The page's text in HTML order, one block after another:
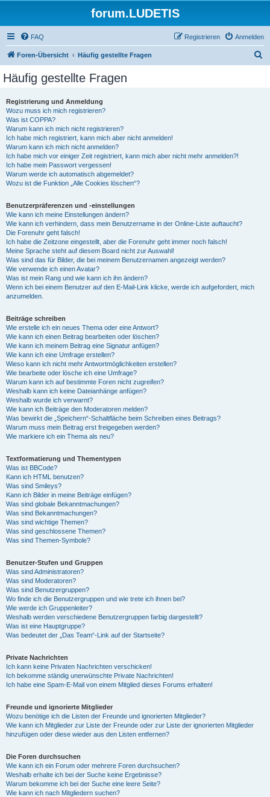
forum.LUDETIS
FAQ Anmelden
Registrieren
Foren-Übersicht Häufig gestellte Fragen
Häufig gestellte Fragen
Registrierung und Anmeldung
Wozu muss ich mich registrieren?
Was ist COPPA?
Warum kann ich mich nicht registrieren?
Ich habe mich registriert, kann mich aber nicht anmelden!
Warum kann ich mich nicht anmelden?
Ich habe mich vor einiger Zeit registriert, kann mich aber nicht mehr anmelden?!
Ich habe mein Passwort vergessen!
Warum werde ich automatisch abgemeldet?
Wozu ist die Funktion „Alle Cookies löschen“?
Benutzerpräferenzen und -einstellungen
Wie kann ich meine Einstellungen ändern?
Wie kann ich verhindern, dass mein Benutzername in der Online-Liste auftaucht?
Die Forenuhr geht falsch!
Ich habe die Zeitzone eingestellt, aber die Forenuhr geht immer noch falsch!
Meine Sprache steht auf diesem Board nicht zur Auswahl!
Was sind das für Bilder, die bei meinem Benutzernamen angezeigt werden?
Wie verwende ich einen Avatar?
Was ist mein Rang und wie kann ich ihn ändern?
Wenn ich bei einem Benutzer auf den E-Mail-Link klicke, werde ich aufgefordert, mich
anzumelden.
Beiträge schreiben
Wie erstelle ich ein neues Thema oder eine Antwort?
Wie kann ich einen Beitrag bearbeiten oder löschen?
Wie kann ich meinem Beitrag eine Signatur anfügen?
Wie kann ich eine Umfrage erstellen?
Wieso kann ich nicht mehr Antwortmöglichkeiten erstellen?
Wie bearbeite oder lösche ich eine Umfrage?
Warum kann ich auf bestimmte Foren nicht zugreifen?
Weshalb kann ich keine Dateianhänge anfügen?
Weshalb wurde ich verwarnt?
Wie kann ich Beiträge den Moderatoren melden?
Was bewirkt die „Speichern“-Schaltfläche beim Schreiben eines Beitrags?
Warum muss mein Beitrag erst freigegeben werden?
Wie markiere ich ein Thema als neu?
Textformatierung und Thementypen
Was ist BBCode?
Kann ich HTML benutzen?
Was sind Smileys?
Kann ich Bilder in meine Beiträge einfügen?
Was sind globale Bekanntmachungen?
Was sind Bekanntmachungen?
Was sind wichtige Themen?
Was sind geschlossene Themen?
Was sind Themen-Symbole?
Benutzer-Stufen und Gruppen
Was sind Administratoren?
Was sind Moderatoren?
Was sind Benutzergruppen?
Wo finde ich die Benutzergruppen und wie trete ich ihnen bei?
Wie werde ich Gruppenleiter?
Weshalb werden verschiedene Benutzergruppen farbig dargestellt?
Was ist eine Hauptgruppe?
Was bedeutet der „Das Team“-Link auf der Startseite?
Private Nachrichten
Ich kann keine Privaten Nachrichten verschicken!
Ich bekomme ständig unerwünschte Private Nachrichten!
Ich habe eine Spam-E-Mail von einem Mitglied dieses Forums erhalten!
Freunde und ignorierte Mitglieder
Wozu benötige ich die Listen der Freunde und ignorierten Mitglieder?
Wie kann ich Mitglieder zur Liste der Freunde oder zur Liste der ignorierten Mitglieder
hinzufügen oder diese wieder aus den Listen entfernen?
Die Foren durchsuchen
Wie kann ich ein Forum oder mehrere Foren durchsuchen?
Weshalb erhalte ich bei der Suche keine Ergebnisse?
Warum bekomme ich bei der Suche eine leere Seite?
Wie kann ich nach Mitgliedern suchen?